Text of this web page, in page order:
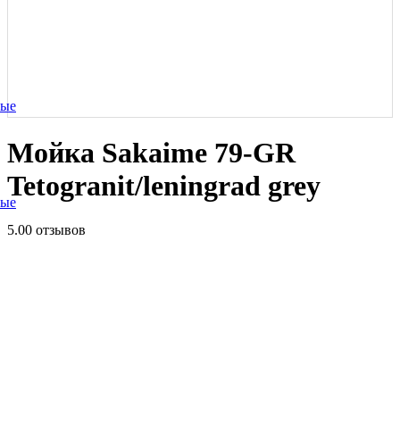
Мойка Sakaime 79-GR
Tetogranit/leningrad grey
5.00 отзывов